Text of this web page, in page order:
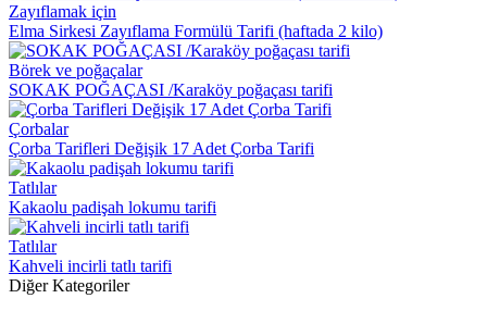
Zayıflamak için
Elma Sirkesi Zayıflama Formülü Tarifi (haftada 2 kilo)
Börek ve poğaçalar
SOKAK POĞAÇASI /Karaköy poğaçası tarifi
Çorbalar
Çorba Tarifleri Değişik 17 Adet Çorba Tarifi
Tatlılar
Kakaolu padişah lokumu tarifi
Tatlılar
Kahveli incirli tatlı tarifi
Diğer Kategoriler